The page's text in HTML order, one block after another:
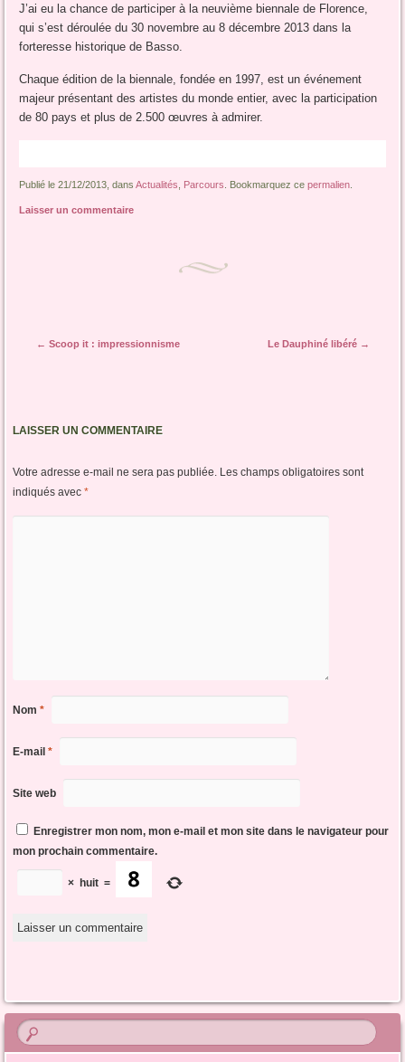
J’ai eu la chance de participer à la neuvième biennale de Florence,
qui s’est déroulée du 30 novembre au 8 décembre 2013 dans la
forteresse historique de Basso.
Chaque édition de la biennale, fondée en 1997, est un événement
majeur présentant des artistes du monde entier, avec la participation
de 80 pays et plus de 2.500 œuvres à admirer.
Publié le 21/12/2013, dansActualités Parcours . Bookmarquez cepermalien
Laisser un commentaire
Navigation des articles
← Scoop it : impressionnisme Le Dauphiné libéré →
LAISSER UN COMMENTAIRE
Votre adresse e-mail ne sera pas publiée. Les champs obligatoires sont
indiqués avec *
Nom *
E-mail *
Site web
Enregistrer mon nom, mon e-mail et mon site dans le navigateur pour
mon prochain commentaire.
× huit =